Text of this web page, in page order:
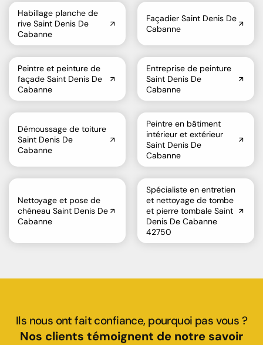
Habillage planche de
rive Saint Denis De
Cabanne
Façadier Saint Denis De
Cabanne
Peintre et peinture de
façade Saint Denis De
Cabanne
Entreprise de peinture
Saint Denis De
Cabanne
Démoussage de toiture
Saint Denis De
Cabanne
Peintre en bâtiment
intérieur et extérieur
Saint Denis De
Cabanne
Nettoyage et pose de
chéneau Saint Denis De
Cabanne
Spécialiste en entretien
et nettoyage de tombe
et pierre tombale Saint
Denis De Cabanne
42750
Ils nous ont fait confiance, pourquoi pas vous ?
Nos clients témoignent de notre savoir